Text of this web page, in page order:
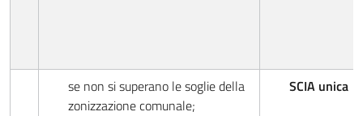
se non si superano le soglie della
zonizzazione comunale;
SCIA unica